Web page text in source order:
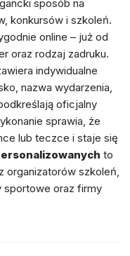
sposób na
konkursów i szkoleń.
online – już od
oraz rodzaj zadruku.
indywidualne
nazwa wydarzenia,
oficjalny
sprawia, że
lub teczce i staje się
to
organizatorów szkoleń,
sportowe oraz firmy